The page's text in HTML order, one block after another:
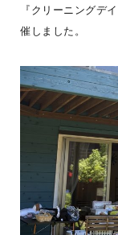
#ロ
フラットに、自
日常を楽しん
つぎつぎお知ら
『クリーニングデ
催しました。